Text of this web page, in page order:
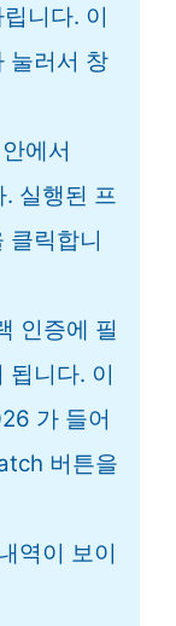
니다. 이
눌러서 창
에서
실행된 프
클릭합니
인증에 필
됩니다. 이
가 들어
버튼을
역이 보이